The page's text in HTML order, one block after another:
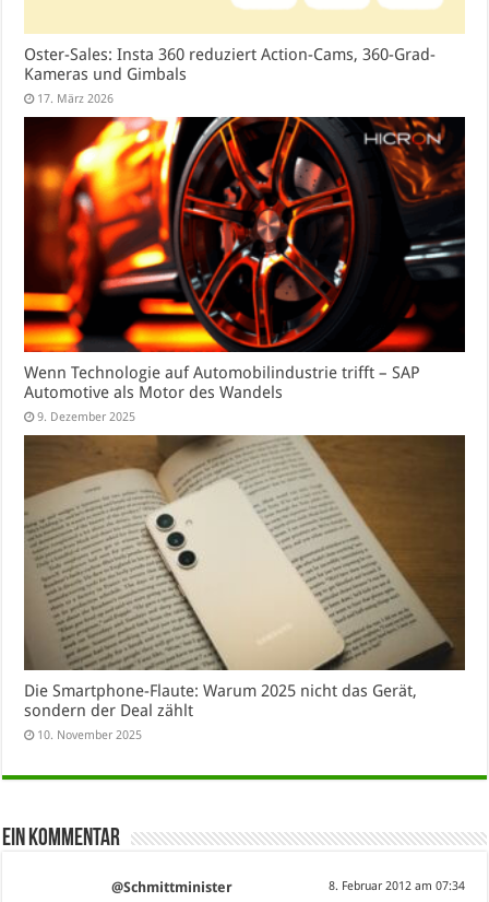
Oster-Sales: Insta 360 reduziert Action-Cams, 360-Grad-
Kameras und Gimbals
17. März 2026
Wenn Technologie auf Automobilindustrie trifft – SAP
Automotive als Motor des Wandels
9. Dezember 2025
Die Smartphone-Flaute: Warum 2025 nicht das Gerät,
sondern der Deal zählt
10. November 2025
Ein Kommentar
@Schmittminister 8. Februar 2012 am 07:34